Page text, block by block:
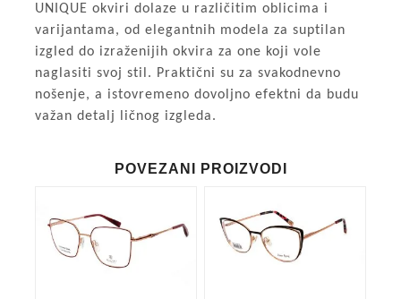
UNIQUE okviri dolaze u različitim oblicima i
varijantama, od elegantnih modela za suptilan
izgled do izraženijih okvira za one koji vole
naglasiti svoj stil. Praktični su za svakodnevno
nošenje, a istovremeno dovoljno efektni da budu
važan detalj ličnog izgleda.
POVEZANI PROIZVODI